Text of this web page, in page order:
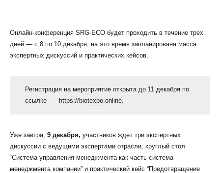
Онлайн-конференция SRG-ECO будет проходить в течение трех
дней — с 8 по 10 декабря, на это время запланирована масса
экспертных дискуссий и практических кейсов.
Регистрация на мероприятие открыта до 11 декабря по
ссылке —
https://biotexpo.online.
Уже завтра, 9 декабря, участников ждет три экспертных
дискуссии с ведущими экспертами отрасли, круглый стол
“Система управления менеджмента как часть система
менеджмента компании” и практический кейс “Предотвращение